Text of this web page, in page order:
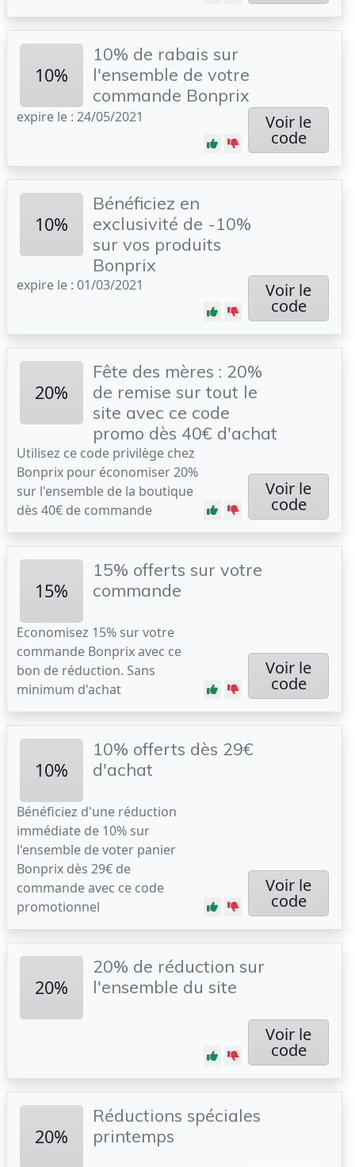
10%
10% de rabais sur
l'ensemble de votre
commande Bonprix
expire le : 24/05/2021 Voir le
code
10%
Bénéficiez en
exclusivité de -10%
sur vos produits
Bonprix
expire le : 01/03/2021 Voir le
code
20%
Fête des mères : 20%
de remise sur tout le
site avec ce code
promo dès 40€ d'achat
Utilisez ce code privilège chez
Bonprix pour économiser 20%
sur l'ensemble de la boutique
dès 40€ de commande
Voir le
code
15%
15% offerts sur votre
commande
Economisez 15% sur votre
commande Bonprix avec ce
bon de réduction. Sans
minimum d'achat
Voir le
code
10%
10% offerts dès 29€
d'achat
Bénéficiez d'une réduction
immédiate de 10% sur
l'ensemble de voter panier
Bonprix dès 29€ de
commande avec ce code
promotionnel
Voir le
code
20%
20% de réduction sur
l'ensemble du site
Voir le
code
20%
Réductions spéciales
printemps